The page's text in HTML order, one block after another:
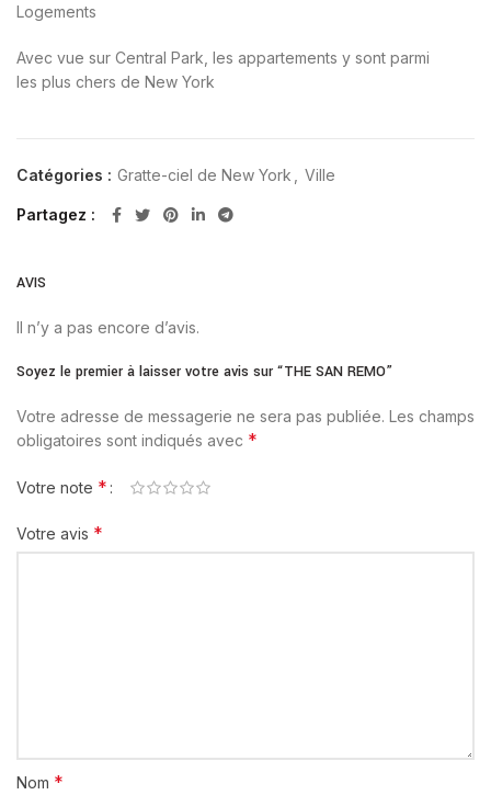
Logements
Avec vue sur Central Park, les appartements y sont parmi
les plus chers de New York
Catégories : Gratte-ciel de New York Ville
Partagez
AVIS
Il n’y a pas encore d’avis.
Soyez le premier à laisser votre avis sur “THE SAN REMO”
Votre adresse de messagerie ne sera pas publiée. Les champs
obligatoires sont indiqués avec *
Votre note *
Votre avis *
Nom *